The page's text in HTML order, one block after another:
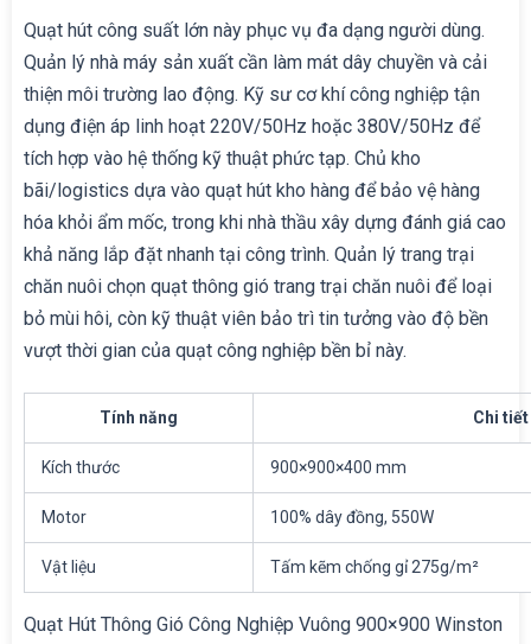
Quạt hút công suất lớn này phục vụ đa dạng người dùng.
Quản lý nhà máy sản xuất cần làm mát dây chuyền và cải
thiện môi trường lao động. Kỹ sư cơ khí công nghiệp tận
dụng điện áp linh hoạt 220V/50Hz hoặc 380V/50Hz để
tích hợp vào hệ thống kỹ thuật phức tạp. Chủ kho
bãi/logistics dựa vào quạt hút kho hàng để bảo vệ hàng
hóa khỏi ẩm mốc, trong khi nhà thầu xây dựng đánh giá cao
khả năng lắp đặt nhanh tại công trình. Quản lý trang trại
chăn nuôi chọn quạt thông gió trang trại chăn nuôi để loại
bỏ mùi hôi, còn kỹ thuật viên bảo trì tin tưởng vào độ bền
vượt thời gian của quạt công nghiệp bền bỉ này.
Tính năng Chi tiết
Kích thước 900×900×400 mm
Motor 100% dây đồng, 550W
Vật liệu Tấm kẽm chống gỉ 275g/m²
Quạt Hút Thông Gió Công Nghiệp Vuông 900×900 Winston